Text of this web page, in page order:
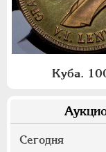
Куба.
Сегодня